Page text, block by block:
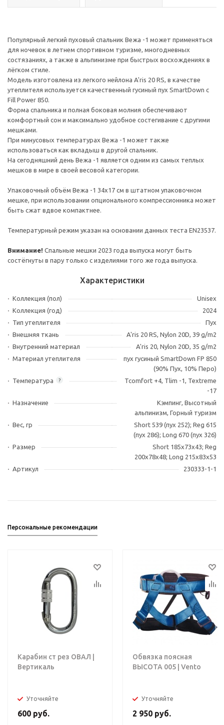
Популярный легкий пуховый спальник Вежа -1 может применяться
для ночевок в летнем спортивном туризме, многодневных
состязаниях, а также в альпинизме при быстрых восхождениях в
лёгком стиле.
Модель изготовлена из легкого нейлона A'ris 20 RS, в качестве
утеплителя используется качественный гусиный пух SmartDown с
Fill Power 850.
Форма спальника и полная боковая молния обеспечивают
комфортный сон и максимально удобное состегивание с другими
мешками.
При минусовых температурах Вежа -1 может также
использоваться как вкладыш в другой спальник.
На сегодняшний день Вежа -1 является одним из самых теплых
мешков в мире в своей весовой категории.
Упаковочный объём Вежа -1 34x17 см в штатном упаковочном
мешке, при использовании опционального компрессионника может
быть сжат вдвое компактнее.
Температурный режим указан на основании данных теста EN23537.
Внимание! Спальные мешки 2023 года выпуска могут быть
состёгнуты в пару только с изделиями того же года выпуска.
Характеристики
Коллекция (пол)
Unisex
Коллекция (год)
2024
Тип утеплителя
Пух
Внешняя ткань
A'ris 20 RS, Nylon 20D, 39 g/m2
Внутренний материал
A'ris 20, Nylon 20D, 35 g/m2
Материал утеплителя
пух гусиный SmartDown FP 850
(90% Пух, 10% Перо)
?
Температура
Tcomfort +4, Tlim -1, Textreme
-17
Назначение
Кэмпинг, Высотный
альпинизм, Горный туризм
Вес, гр
Short 539 (пух 252); Reg 615
(пух 286); Long 670 (пух 326)
Размер
Short 185х73х43; Reg
200х78х48; Long 215х83х53
Артикул
230333-1-1
Персональные рекомендации
Карабин ст рез ОВАЛ |
Вертикаль
Уточняйте
600 руб.
Обвязка поясная
ВЫСОТА 005 | Vento
Уточняйте
2 950 руб.